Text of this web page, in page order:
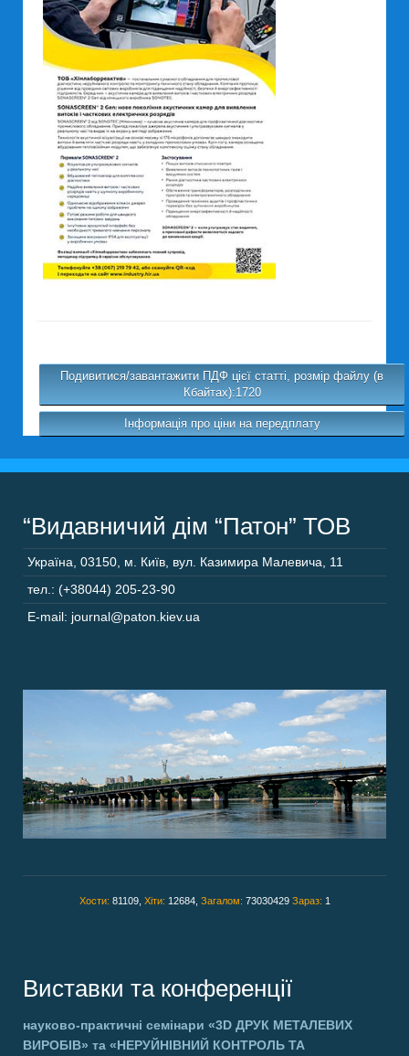
Подивитися/завантажити ПДФ цієї статті, розмір файлу (в
Кбайтах):1720
Інформація про ціни на передплату
“Видавничий дім “Патон” ТОВ
Україна, 03150, м. Київ, вул. Казимира Малевича, 11
тел.: (+38044) 205-23-90
E-mail: journal@paton.kiev.ua
Хости: 81109, Хіти: 12684, Загалом: 73030429 Зараз: 1
Виставки та конференції
науково-практичні семінари «3D ДРУК МЕТАЛЕВИХ
ВИРОБІВ» та «НЕРУЙНІВНИЙ КОНТРОЛЬ ТА